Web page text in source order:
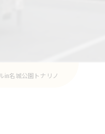
in名城公園トナリノ